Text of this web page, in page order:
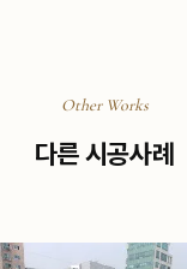
Other Works
다른 시공사례